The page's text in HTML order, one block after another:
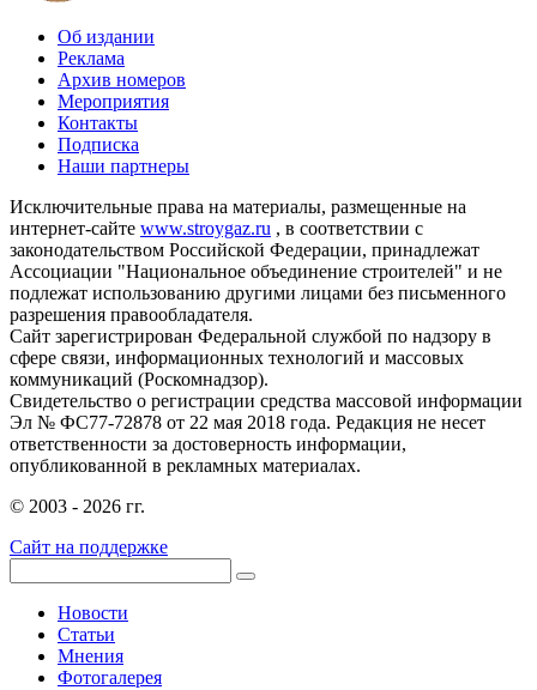
Об издании
Реклама
Архив номеров
Мероприятия
Контакты
Подписка
Наши партнеры
Исключительные права на материалы, размещенные на
интернет-сайте www.stroygaz.ru , в соответствии с
законодательством Российской Федерации, принадлежат
Ассоциации "Национальное объединение строителей" и не
подлежат использованию другими лицами без письменного
разрешения правообладателя.
Сайт зарегистрирован Федеральной службой по надзору в
сфере связи, информационных технологий и массовых
коммуникаций (Роскомнадзор).
Свидетельство о регистрации средства массовой информации
Эл № ФС77-72878 от 22 мая 2018 года. Редакция не несет
ответственности за достоверность информации,
опубликованной в рекламных материалах.
© 2003 - 2026 гг.
Сайт на поддержке
Новости
Статьи
Мнения
Фотогалерея